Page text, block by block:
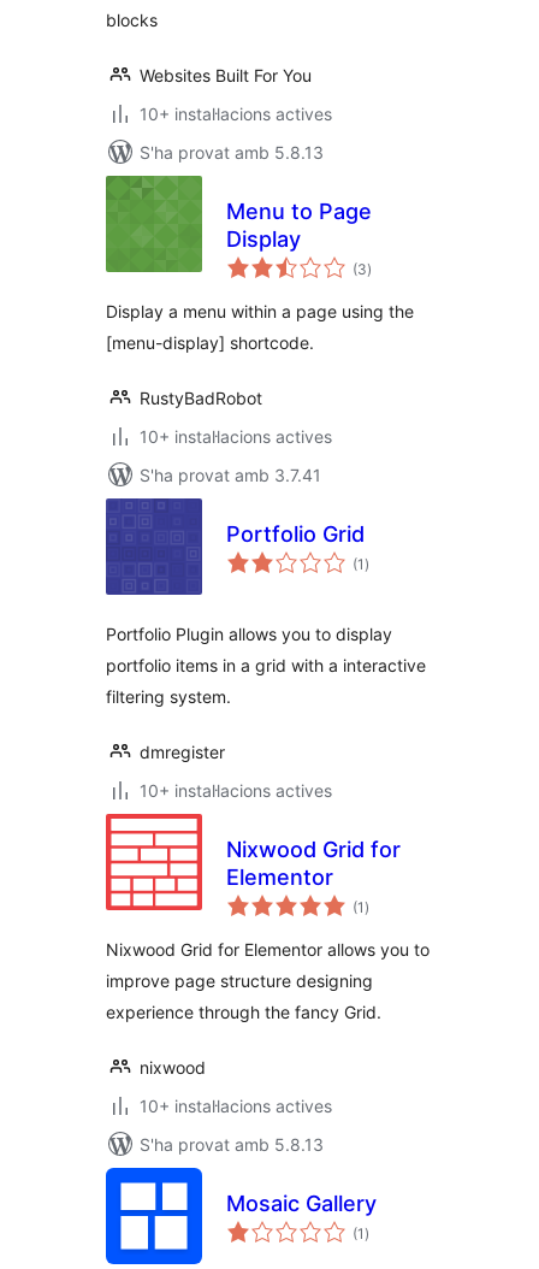
blocks
Websites Built For You
10+ instal·lacions actives
S'ha provat amb 5.8.13
Menu to Page
Display
(3puntuacions
totals
)
Display a menu within a page using the
[menu-display] shortcode.
RustyBadRobot
10+ instal·lacions actives
S'ha provat amb 3.7.41
Portfolio Grid
(1 puntuacions
totals
)
Portfolio Plugin allows you to display
portfolio items in a grid with a interactive
filtering system.
dmregister
10+ instal·lacions actives
Nixwood Grid for
Elementor
(1 puntuacions
totals
)
Nixwood Grid for Elementor allows you to
improve page structure designing
experience through the fancy Grid.
nixwood
10+ instal·lacions actives
S'ha provat amb 5.8.13
Mosaic Gallery
(1 puntuacions
totals
)